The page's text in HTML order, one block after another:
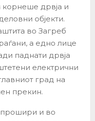
корнеше дрвја и
објекти.
во Загреб
а едно лице
паднати дрвја
електрични
град на
прекин.
и во